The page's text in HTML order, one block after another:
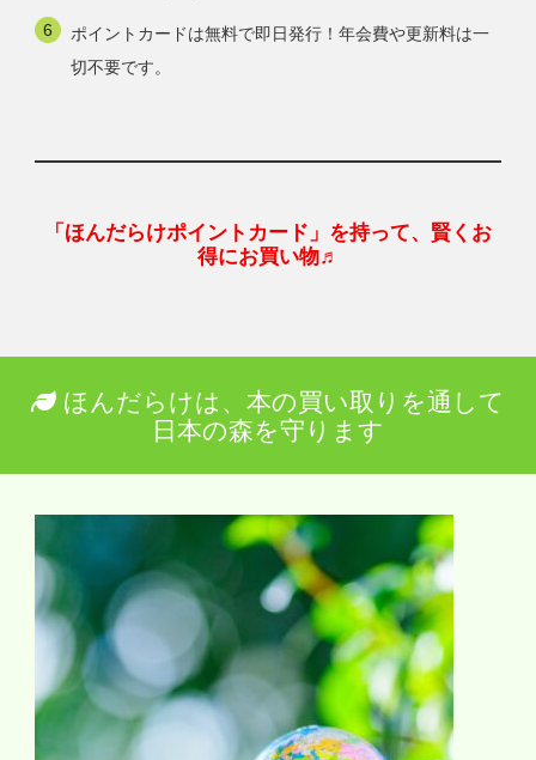
ポイントカードは無料で即日発行！年会費や更新料は一
切不要です。
「ほんだらけポイントカード」を持って、賢くお
得にお買い物♬
ほんだらけは、本の買い取りを通して
日本の森を守ります